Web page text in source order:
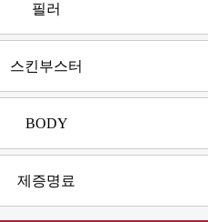
필러
스킨부스터
BODY
제증명료